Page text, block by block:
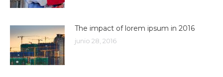
The impact of lorem ipsum in 2016
junio 28, 2016